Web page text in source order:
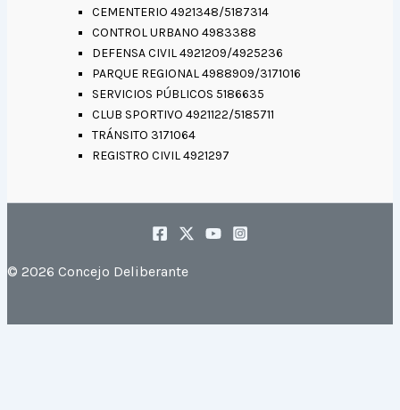
CEMENTERIO 4921348/5187314
CONTROL URBANO 4983388
DEFENSA CIVIL 4921209/4925236
PARQUE REGIONAL 4988909/3171016
SERVICIOS PÚBLICOS 5186635
CLUB SPORTIVO 4921122/5185711
TRÁNSITO 3171064
REGISTRO CIVIL 4921297
© 2026 Concejo Deliberante